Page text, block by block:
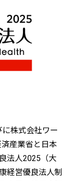
株式会社ワー
産業省と日本
法人2025（大
経営優良法人制